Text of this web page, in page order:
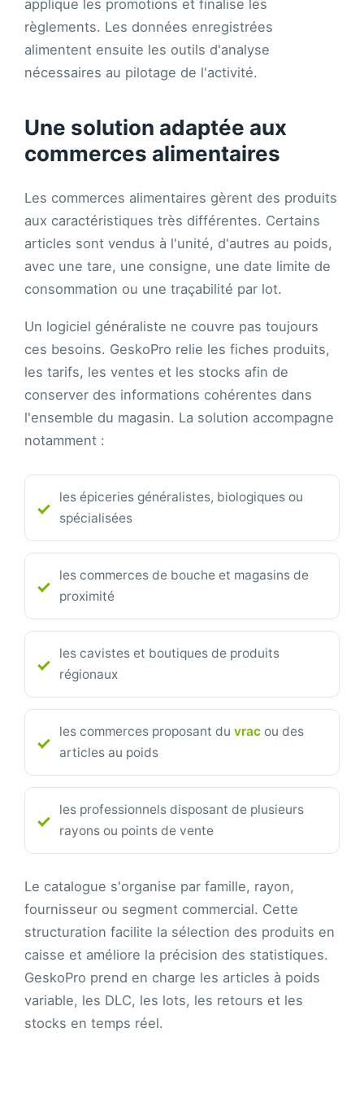
applique les promotions et finalise les
règlements. Les données enregistrées
alimentent ensuite les outils d'analyse
nécessaires au pilotage de l'activité.
Une solution adaptée aux
commerces alimentaires
Les commerces alimentaires gèrent des produits
aux caractéristiques très différentes. Certains
articles sont vendus à l'unité, d'autres au poids,
avec une tare, une consigne, une date limite de
consommation ou une traçabilité par lot.
Un logiciel généraliste ne couvre pas toujours
ces besoins. GeskoPro relie les fiches produits,
les tarifs, les ventes et les stocks afin de
conserver des informations cohérentes dans
l'ensemble du magasin. La solution accompagne
notamment :
les épiceries généralistes, biologiques ou
spécialisées
les commerces de bouche et magasins de
proximité
les cavistes et boutiques de produits
régionaux
les commerces proposant du vrac ou des
articles au poids
les professionnels disposant de plusieurs
rayons ou points de vente
Le catalogue s'organise par famille, rayon,
fournisseur ou segment commercial. Cette
structuration facilite la sélection des produits en
caisse et améliore la précision des statistiques.
GeskoPro prend en charge les articles à poids
variable, les DLC, les lots, les retours et les
stocks en temps réel.